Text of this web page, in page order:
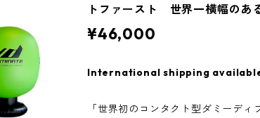
トファースト 世界一横幅のあ
¥46,000
International shipping
「世界初のコンタクト型ダミーデ